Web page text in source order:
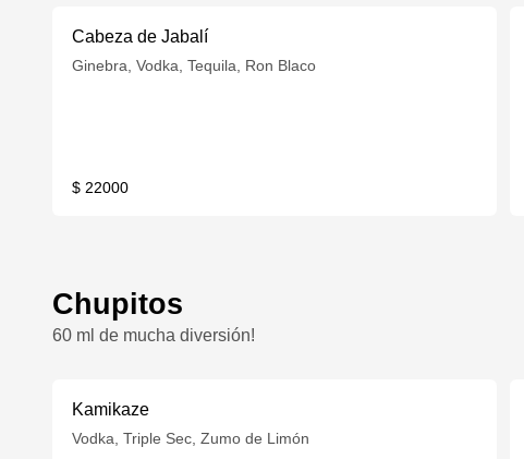
Cabeza de Jabalí
Ginebra, Vodka, Tequila, Ron Blaco
$ 22000
Chupitos
60 ml de mucha diversión!
Kamikaze
Vodka, Triple Sec, Zumo de Limón